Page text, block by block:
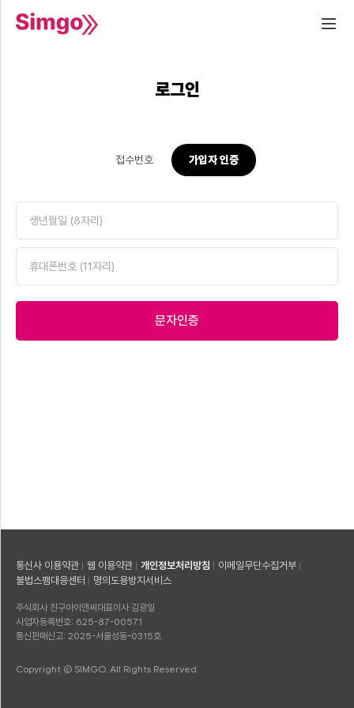
로그인
접수번호 가입자 인증
문자인증
통신사 이용약관 웹 이용약관 개인정보처리방침
이메일무단수집거부
불법스팸대응센터
명의도용방지서비스
주식회사 친구아이앤씨 대표이사 김광일
사업자등록번호: 625-87-00571
통신판매신고: 2025-서울성동-0315호
Copyright © SIMGO. All Rights Reserved.